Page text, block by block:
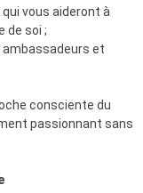
vous aideront à
de soi ;
et
consciente du
passionnant sans